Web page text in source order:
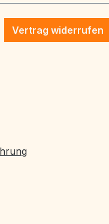
Vertrag widerrufen